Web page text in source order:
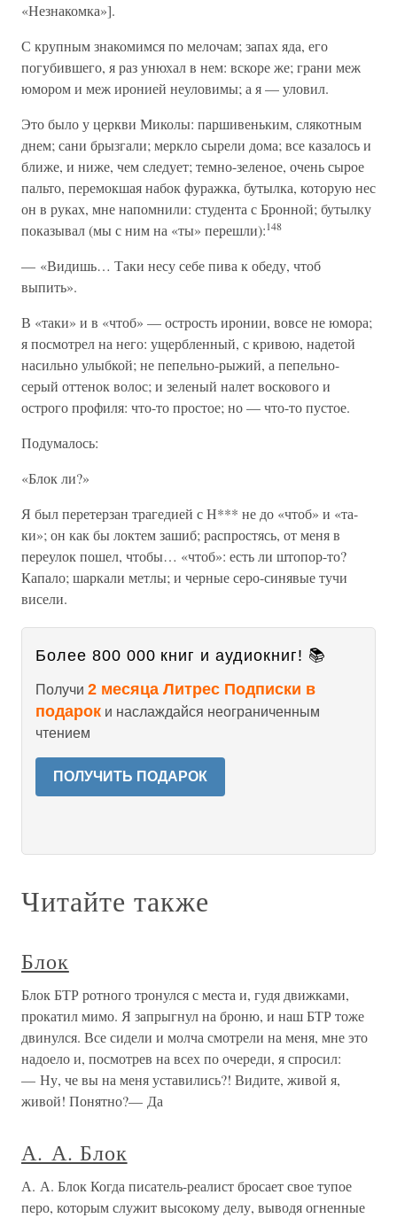
«Незнакомка»].
С крупным знакомимся по мелочам; запах яда, его
погубившего, я раз унюхал в нем: вскоре же; грани меж
юмором и меж иронией неуловимы; а я — уловил.
Это было у церкви Миколы: паршивеньким, слякотным
днем; сани брызгали; меркло сырели дома; все казалось и
ближе, и ниже, чем следует; темно-зеленое, очень сырое
пальто, перемокшая набок фуражка, бутылка, которую нес
он в руках, мне напомнили: студента с Бронной; бутылку
показывал (мы с ним на «ты» перешли):148
— «Видишь… Таки несу себе пива к обеду, чтоб
выпить».
В «таки» и в «чтоб» — острость иронии, вовсе не юмора;
я посмотрел на него: ущербленный, с кривою, надетой
насильно улыбкой; не пепельно-рыжий, а пепельно-
серый оттенок волос; и зеленый налет воскового и
острого профиля: что-то простое; но — что-то пустое.
Подумалось:
«Блок ли?»
Я был перетерзан трагедией с Н*** не до «чтоб» и «та-
ки»; он как бы локтем зашиб; распростясь, от меня в
переулок пошел, чтобы… «чтоб»: есть ли штопор-то?
Капало; шаркали метлы; и черные серо-синявые тучи
висели.
Более 800 000 книг и аудиокниг! 📚
Получи 2 месяца Литрес Подписки в
подарок и наслаждайся неограниченным
чтением
ПОЛУЧИТЬ ПОДАРОК
Читайте также
Блок
Блок БТР ротного тронулся с места и, гудя движками,
прокатил мимо. Я запрыгнул на броню, и наш БТР тоже
двинулся. Все сидели и молча смотрели на меня, мне это
надоело и, посмотрев на всех по очереди, я спросил:
— Ну, че вы на меня уставились?! Видите, живой я,
живой! Понятно?— Да
А. А. Блок
А. А. Блок Когда писатель-реалист бросает свое тупое
перо, которым служит высокому делу, выводя огненные